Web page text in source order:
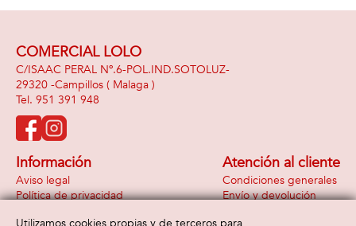
COMERCIAL LOLO
C/ISAAC PERAL Nº.6-POL.IND.SOTOLUZ-
29320 -Campillos ( Malaga )
951 391 948
Información
Aviso legal
Política de privacidad
Atención al cliente
Condiciones generales
Envío y devolución